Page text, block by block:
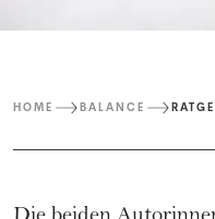
HOME BALANCE